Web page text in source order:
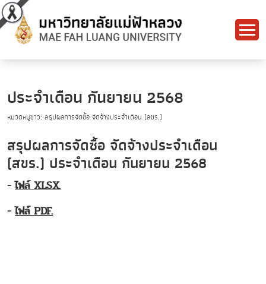
ประจำเดือน กันยายน 2568
หมวดหมู่ข่าว: สรุปผลการจัดซื้อ จัดจ้างประจำเดือน (สขร.)
สรุปผลการจัดซื้อ จัดจ้างประจำเดือน
(สขร.) ประจำเดือน กันยายน 2568
-ไฟล์ XLSX.
-ไฟล์ PDF.